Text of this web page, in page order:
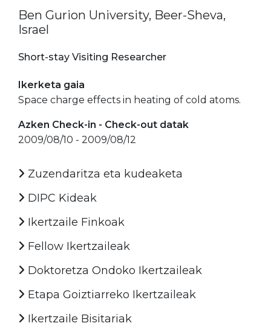
Ben Gurion University, Beer-Sheva,
Israel
Short-stay Visiting Researcher
Ikerketa gaia
Space charge effects in heating of cold atoms.
Azken Check-in - Check-out datak
2009/08/10 - 2009/08/12
Zuzendaritza eta kudeaketa
DIPC Kideak
Ikertzaile Finkoak
Fellow Ikertzaileak
Doktoretza Ondoko Ikertzaileak
Etapa Goiztiarreko Ikertzaileak
Ikertzaile Bisitariak